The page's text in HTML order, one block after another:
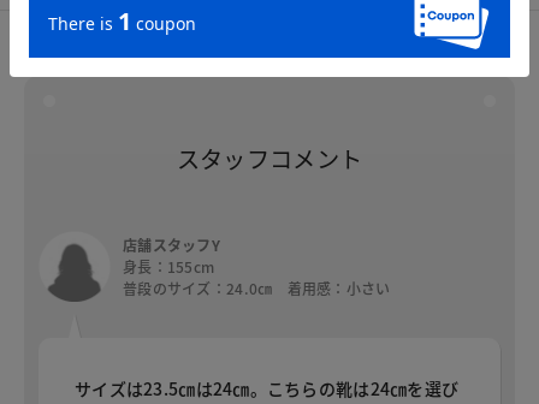
スタッフコメント
スタッフコメント
店舗スタッフY
身長：155cm
普段のサイズ：24.0㎝ 着用感：小さい
サイズは23.5㎝は24㎝。こちらの靴は24㎝を選び